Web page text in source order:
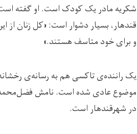
شکریه مادر یک کودک است. او گفته
قندهار، بسیار دشوار است: «کل زنان از
و برای خود متاسف هستند.»
یک راننده‌ی تاکسی هم به رسانه‌ی
موضوع عادی شده است. نامش
در شهرقندهار است.